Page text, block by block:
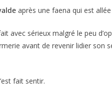
après une faena qui est
avec sérieux malgré le peu
avant de revenir lidier son
fait sentir.